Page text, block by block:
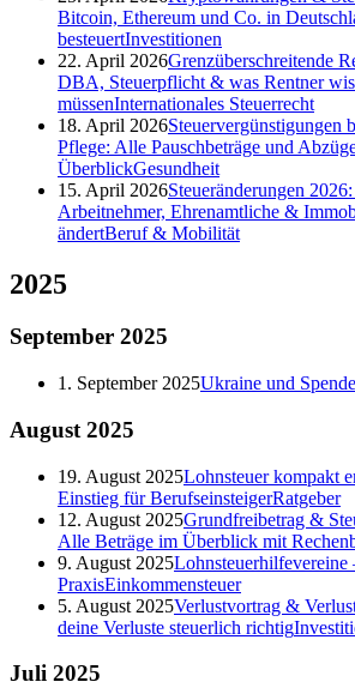
Bitcoin, Ethereum und Co. in
besteuertInvestitionen
22. April 2026Grenzüberschreitende
DBA, Steuerpflicht & was Rentner
müssenInternationales Steuerrecht
18. April 2026Steuervergünstigungen
Pflege: Alle Pauschbeträge und
ÜberblickGesundheit
15. April 2026Steueränderungen
Arbeitnehmer, Ehrenamtliche &
ändertBeruf & Mobilität
2025
September 2025
1. September 2025Ukraine und
August 2025
19. August 2025Lohnsteuer kompakt
Einstieg für BerufseinsteigerRatgeber
12. August 2025Grundfreibetrag &
Alle Beträge im Überblick mit
9. August 2025
PraxisEinkommensteuer
5. August 2025Verlustvortrag &
deine Verluste steuerlich richtig
Juli 2025